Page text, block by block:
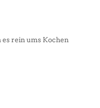
rein ums Kochen